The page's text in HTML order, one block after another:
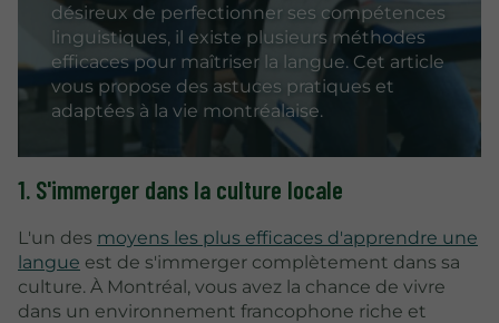
désireux de perfectionner ses compétences
linguistiques, il existe plusieurs méthodes
efficaces pour maîtriser la langue. Cet article
vous propose des astuces pratiques et
adaptées à la vie montréalaise.
1. S'immerger dans la culture locale
L'un des moyens les plus efficaces d'apprendre une
langue est de s'immerger complètement dans sa
culture. À Montréal, vous avez la chance de vivre
dans un environnement francophone riche et